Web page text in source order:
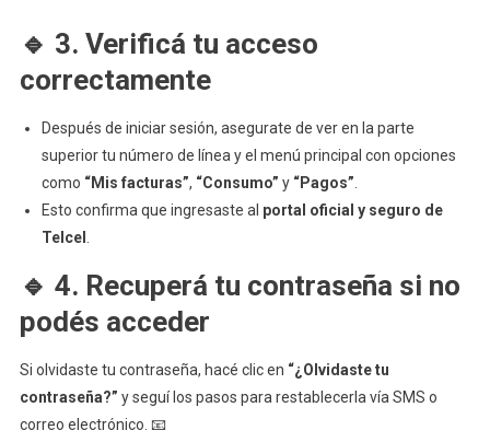
🔹 3. Verificá tu acceso
correctamente
Después de iniciar sesión, asegurate de ver en la parte
superior tu número de línea y el menú principal con opciones
como “Mis facturas”, “Consumo” y “Pagos”
Esto confirma que ingresaste al portal oficial y seguro de
Telcel
🔹 4. Recuperá tu contraseña si no
podés acceder
Si olvidaste tu contraseña, hacé clic en “¿Olvidaste tu
contraseña?” y seguí los pasos para restablecerla vía SMS o
correo electrónico. 📧